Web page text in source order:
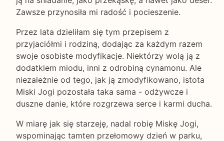
Zawsze przynosiła mi radość i pocieszenie.
Przez lata dzieliłam się tym przepisem z
przyjaciółmi i rodziną, dodając za każdym razem
swoje osobiste modyfikacje. Niektórzy wolą ją z
dodatkiem miodu, inni z odrobiną cynamonu. Ale
niezależnie od tego, jak ją zmodyfikowano, istota
Miski Jogi pozostała taka sama - odżywcze i
duszne danie, które rozgrzewa serce i karmi ducha.
W miarę jak się starzeję, nadal robię Miskę Jogi,
wspominając tamten przełomowy dzień w parku,